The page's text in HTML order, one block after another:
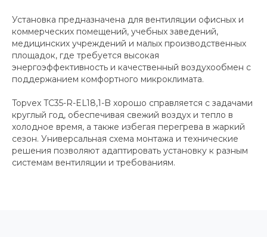
Установка предназначена для вентиляции офисных и
коммерческих помещений, учебных заведений,
медицинских учреждений и малых производственных
площадок, где требуется высокая
энергоэффективность и качественный воздухообмен с
поддержанием комфортного микроклимата.
Topvex TC35-R-EL18,1-B хорошо справляется с задачами
круглый год, обеспечивая свежий воздух и тепло в
холодное время, а также избегая перегрева в жаркий
сезон. Универсальная схема монтажа и технические
решения позволяют адаптировать установку к разным
системам вентиляции и требованиям.